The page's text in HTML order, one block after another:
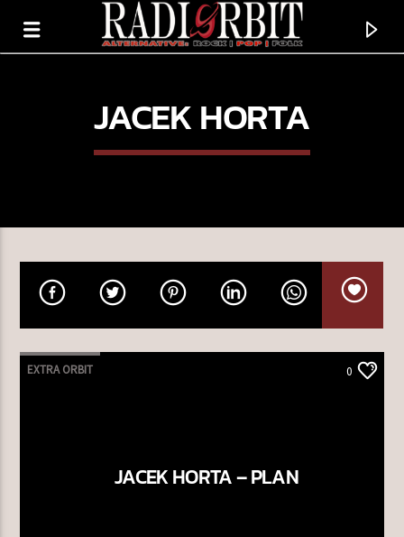
ALL BY MYSELF
TERAZ W RAMÓWCE
JACEK HORTA
EXTRA ORBIT 0
JACEK HORTA – PLAN